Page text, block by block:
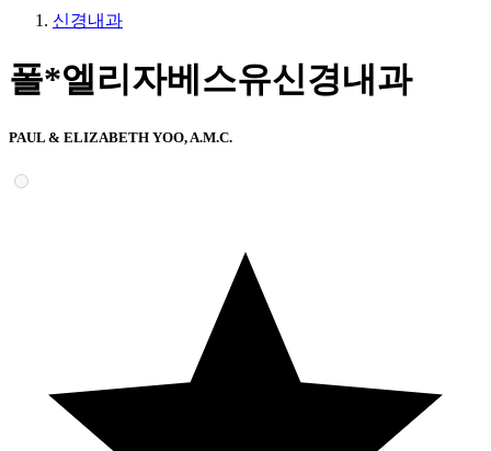
신경내과
폴*엘리자베스유신경내과
PAUL & ELIZABETH YOO, A.M.C.